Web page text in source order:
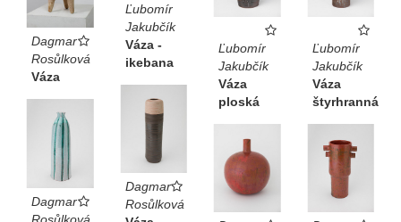
Dagmar
Rosůlková
Váza
Ľubomír
Jakubčík
Váza -
ikebana
Ľubomír
Jakubčík
Váza
ploská
Ľubomír
Jakubčík
Váza
štyrhranná
Dagmar
Rosůlková
Dagmar
Rosůlková